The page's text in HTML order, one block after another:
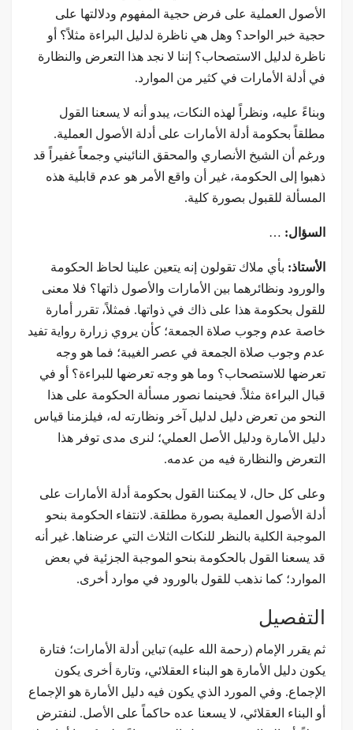
الأصول العملية على فرض حجية المفهوم ودلالتها على
حجية خبر الواحد؟ وهل هي ناظرة لدليل البراءة مثلاً؟ أو
ناظرة لدليل الاستصحاب؟ إننا لا نجد هذا التعرض والنظارة
في أدلة الأمارات في كثير من الموارد.
وبناءً عليه، ونظراً لهذه النكات، يبدو أنه لا يسعنا القول
مطلقاً بحكومة أدلة الأمارات على أدلة الأصول العملية.
ورغم أن الشيخ الأنصاري والمحقق النائيني وجمعاً غفيراً قد
ذهبوا إلى الحكومة، غير أن واقع الأمر هو عدم قابلية هذه
المسألة للقبول بصورة كلية.
السؤال: …
الأستاذ: بأي ملاك تقولون إنه يتعين علينا لحاظ الحكومة
والورود ونظائرهما بين الأمارات والأصول ذاتها؟ فلا معنى
للقول بحكومة هذا على ذاك في ذواتها. فمثلاً، تقرر أمارة
خاصة عدم وجوب صلاة الجمعة؛ كأن يروي زرارة رواية تفيد
عدم وجوب صلاة الجمعة في عصر الغيبة؛ فما هو وجه
تعرضها للاستصحاب؟ وما هو وجه تعرضها للبراءة؟ أو في
قبال البراءة مثلاً. فحينما نصور مسألة الحكومة على هذا
النحو من تعرض دليل لدليل آخر ونظارته له، فيلزمنا قياس
دليل الأمارة ودليل الأصل العملي؛ لنرى مدى توفر هذا
التعرض والنظارة فيه من عدمه.
وعلى كل حال، لا يمكننا القول بحكومة أدلة الأمارات على
أدلة الأصول العملية بصورة مطلقة. لانتفاء الحكومة بنحو
الموجبة الكلية بالنظر للنكات الثلاث التي عرضناها. غير أنه
قد يسعنا القول بالحكومة بنحو الموجبة الجزئية في بعض
الموارد؛ كما نذهب للقول بالورود في موارد أخرى.
التفصيل
ثم يقرر الإمام (رحمة الله عليه) تباين أدلة الأمارات؛ فتارة
يكون دليل الأمارة هو البناء العقلائي، وتارة أخرى يكون
الإجماع. وفي المورد الذي يكون فيه دليل الأمارة هو الإجماع
أو البناء العقلائي، لا يسعنا عده حاكماً على الأصل. لنفترض